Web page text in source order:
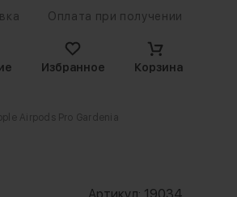
Оплата при получении
Избранное Корзина
Airpods Pro Gardenia